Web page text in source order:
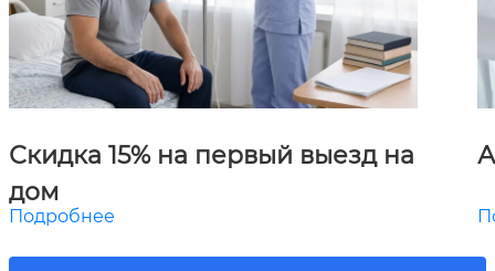
Скидка 15% на первый выезд на
дом
Подробнее